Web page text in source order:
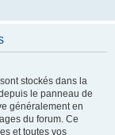
stockés dans la
le panneau de
généralement en
du forum. Ce
et toutes vos